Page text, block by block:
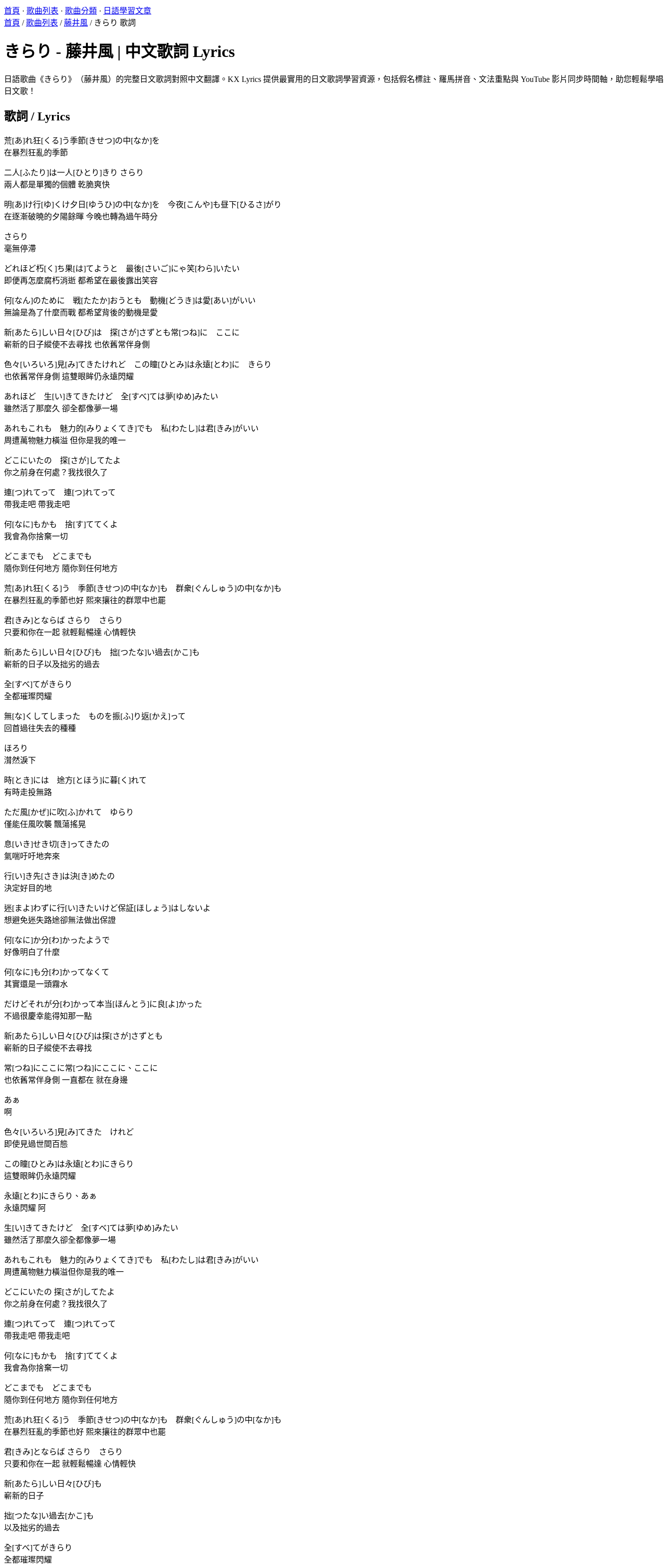
首頁 · 歌曲列表 · 歌曲分類 · 日語學習文章
首頁 /歌曲列表 / 藤井風 / きらり 歌詞
きらり - 藤井風 | 中文歌詞 Lyrics
日語歌曲《きらり》（藤井風）的完整日文歌詞對照中文翻譯。KX Lyrics 提供最實用的日文歌詞學習資源，包括假名標註、羅馬拼音、文法重點與 YouTube 影片同步時間軸，助您輕鬆學唱
日文歌！
歌詞 / Lyrics
荒[あ]れ狂[くる]う季節[きせつ]の中[なか]を
在暴烈狂亂的季節
二人[ふたり]は一人[ひとり]きり さらり
兩人都是單獨的個體 乾脆爽快
明[あ]け行[ゆ]くけ夕日[ゆうひ]の中[なか]を 今夜[こんや]も昼下[ひるさ]がり
在逐漸破曉的夕陽餘暉 今晚也轉為過午時分
さらり
毫無停滯
どれほど朽[く]ち果[は]てようと 最後[さいご]にゃ笑[わら]いたい
即便再怎麼腐朽消逝 都希望在最後露出笑容
何[なん]のために 戦[たたか]おうとも 動機[どうき]は愛[あい]がいい
無論是為了什麼而戰 都希望背後的動機是愛
新[あたら]しい日々[ひび]は 探[さが]さずとも常[つね]に ここに
嶄新的日子縱使不去尋找 也依舊常伴身側
色々[いろいろ]見[み]てきたけれど この瞳[ひとみ]は永遠[とわ]に きらり
也依舊常伴身側 這雙眼眸仍永遠閃耀
あれほど 生[い]きてきたけど 全[すべ]ては夢[ゆめ]みたい
雖然活了那麼久 卻全都像夢一場
あれもこれも 魅力的[みりょくてき]でも 私[わたし]は君[きみ]がいい
周遭萬物魅力橫溢 但你是我的唯一
どこにいたの 探[さが]してたよ
你之前身在何處？我找很久了
連[つ]れてって 連[つ]れてって
帶我走吧 帶我走吧
何[なに]もかも 捨[す]ててくよ
我會為你捨棄一切
どこまでも どこまでも
隨你到任何地方 隨你到任何地方
荒[あ]れ狂[くる]う 季節[きせつ]の中[なか]も 群衆[ぐんしゅう]の中[なか]も
在暴烈狂亂的季節也好 熙來攘往的群眾中也罷
君[きみ]とならば さらり さらり
只要和你在一起 就輕鬆暢達 心情輕快
新[あたら]しい日々[ひび]も 拙[つたな]い過去[かこ]も
嶄新的日子以及拙劣的過去
全[すべ]てがきらり
全都璀璨閃耀
無[な]くしてしまった ものを振[ふ]り返[かえ]って
回首過往失去的種種
ほろり
潸然淚下
時[とき]には 途方[とほう]に暮[く]れて
有時走投無路
ただ風[かぜ]に吹[ふ]かれて ゆらり
僅能任風吹襲 飄蕩搖晃
息[いき]せき切[き]ってきたの
氣喘吁吁地奔來
行[い]き先[さき]は決[き]めたの
決定好目的地
迷[まよ]わずに行[い]きたいけど保証[ほしょう]はしないよ
想避免迷失路途卻無法做出保證
何[なに]か分[わ]かったようで
好像明白了什麼
何[なに]も分[わ]かってなくて
其實還是一頭霧水
だけどそれが分[わ]かって本当[ほんとう]に良[よ]かった
不過很慶幸能得知那一點
新[あたら]しい日々[ひび]は探[さが]さずとも
嶄新的日子縱使不去尋找
常[つね]にここに常[つね]にここに、ここに
也依舊常伴身側 一直都在 就在身邊
あぁ
啊
色々[いろいろ]見[み]てきた けれど
即使見過世間百態
この瞳[ひとみ]は永遠[とわ]にきらり
這雙眼眸仍永遠閃耀
永遠[とわ]にきらり、あぁ
永遠閃耀 阿
生[い]きてきたけど 全[すべ]ては夢[ゆめ]みたい
雖然活了那麼久卻全都像夢一場
あれもこれも 魅力的[みりょくてき]でも 私[わたし]は君[きみ]がいい
周遭萬物魅力橫溢但你是我的唯一
どこにいたの 探[さが]してたよ
你之前身在何處？我找很久了
連[つ]れてって 連[つ]れてって
帶我走吧 帶我走吧
何[なに]もかも 捨[す]ててくよ
我會為你捨棄一切
どこまでも どこまでも
隨你到任何地方 隨你到任何地方
荒[あ]れ狂[くる]う 季節[きせつ]の中[なか]も 群衆[ぐんしゅう]の中[なか]も
在暴烈狂亂的季節也好 熙來攘往的群眾中也罷
君[きみ]とならば さらり さらり
只要和你在一起 就輕鬆暢達 心情輕快
新[あたら]しい日々[ひび]も
嶄新的日子
拙[つたな]い過去[かこ]も
以及拙劣的過去
全[すべ]てがきらり
全都璀璨閃耀